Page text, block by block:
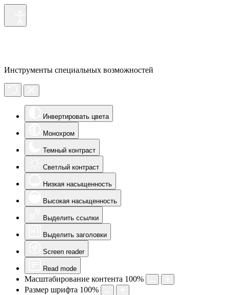
Инструменты специальных возможностей
Инвертировать цвета
Монохром
Темный контраст
Светлый контраст
Низкая насыщенность
Высокая насыщенность
Выделить ссылки
Выделить заголовки
Screen reader
Read mode
Масштабирование контента 100%
Размер шрифта 100%